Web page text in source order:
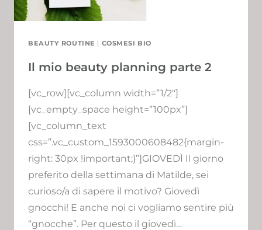
BEAUTY ROUTINE | COSMESI BIO
Il mio beauty planning parte 2
[vc_row][vc_column width=”1/2″]
[vc_empty_space height=”100px”]
[vc_column_text
css=”.vc_custom_1593000608482{margin-
right: 30px !important;}”]GIOVEDÌ Il giorno
preferito della settimana di Matilde, sei
curioso/a di sapere il motivo? Giovedì
gnocchi! E anche noi ci vogliamo sentire più
“gnocche”. Per questo il giovedì…